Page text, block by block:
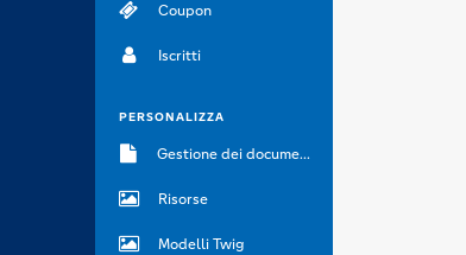
Coupon
Iscritti
PERSONALIZZA
Gestione dei documenti
Risorse
Modelli Twig